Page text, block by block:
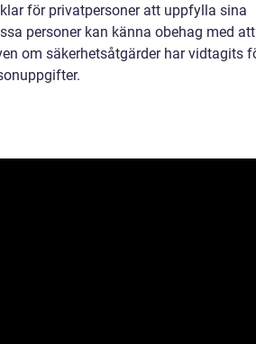
för privatpersoner att uppfylla sina
personer kan känna obehag med att
om säkerhetsåtgärder har vidtagits